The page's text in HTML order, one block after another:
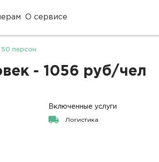
О сервисе
50 персон
- 1056 руб/чел
Включенные услуги
Логистика